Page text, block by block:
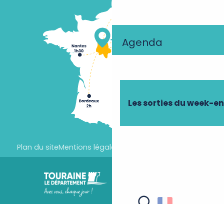
Agenda
Les sorties du week-
Plan du siteMentions légales